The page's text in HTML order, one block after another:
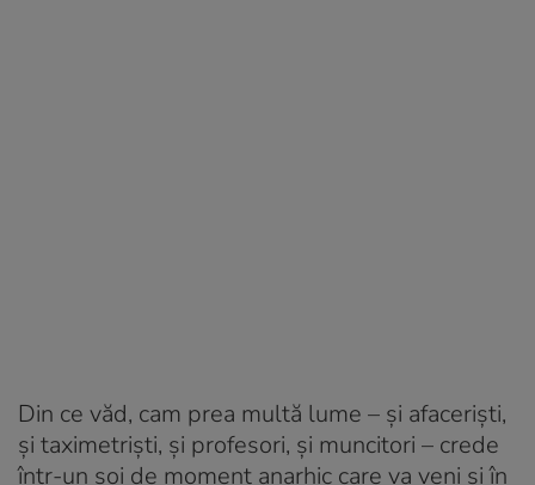
Din ce văd, cam prea multă lume – și afaceriști,
și taximetriști, și profesori, și muncitori – crede
într-un soi de moment anarhic care va veni și în